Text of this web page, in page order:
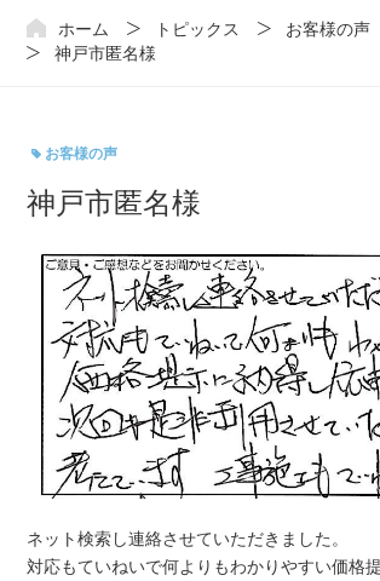
ホーム トピックス
お客様の声
神戸市匿名様
お客様の声
神戸市匿名様
ネット検索し連絡させていただきました。
対応もていねいで何よりもわかりやすい価格